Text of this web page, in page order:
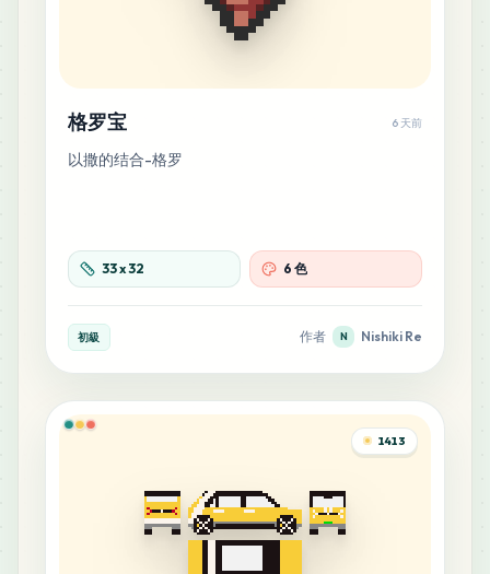
格罗宝 6 天前
以撒的结合-格罗
33x32 6 色
初級 作者 N Nishiki Re
1413